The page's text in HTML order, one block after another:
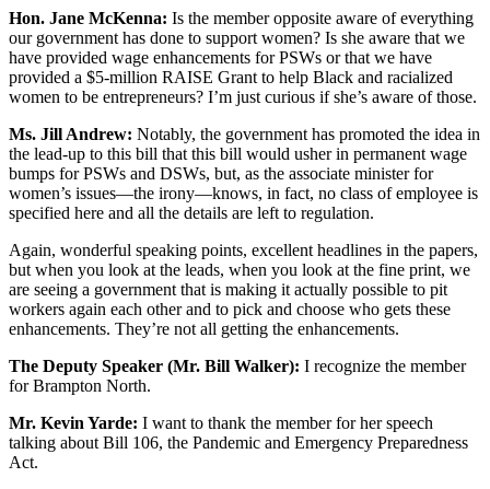
Hon. Jane McKenna: Is the member opposite aware of everything
our government has done to support women? Is she aware that we
have provided wage enhancements for PSWs or that we have
provided a $5-million RAISE Grant to help Black and racialized
women to be entrepreneurs? I’m just curious if she’s aware of those.
Ms. Jill Andrew: Notably, the government has promoted the idea in
the lead-up to this bill that this bill would usher in permanent wage
bumps for PSWs and DSWs, but, as the associate minister for
women’s issues—the irony—knows, in fact, no class of employee is
specified here and all the details are left to regulation.
Again, wonderful speaking points, excellent headlines in the papers,
but when you look at the leads, when you look at the fine print, we
are seeing a government that is making it actually possible to pit
workers again each other and to pick and choose who gets these
enhancements. They’re not all getting the enhancements.
The Deputy Speaker (Mr. Bill Walker): I recognize the member
for Brampton North.
Mr. Kevin Yarde: I want to thank the member for her speech
talking about Bill 106, the Pandemic and Emergency Preparedness
Act.